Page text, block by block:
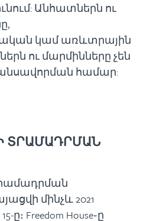
Անհատներն ու
կամ առևտրային
ու մարմինները չեն
համար:
ՏՐԱՄԱԴՐՄԱՆ
մինչև 2021
Freedom House֊ը